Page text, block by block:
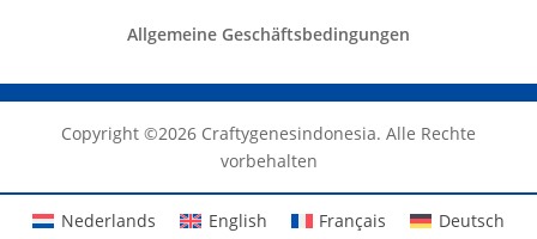
Allgemeine Geschäftsbedingungen
Copyright ©️2026 Craftygenesindonesia. Alle Rechte
vorbehalten
Nederlands English Français Deutsch